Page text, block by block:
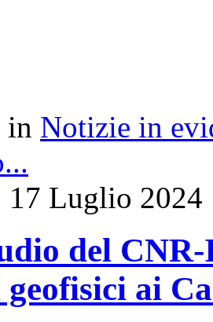
in Notizie in
17 Luglio 2024
del
geofisici ai